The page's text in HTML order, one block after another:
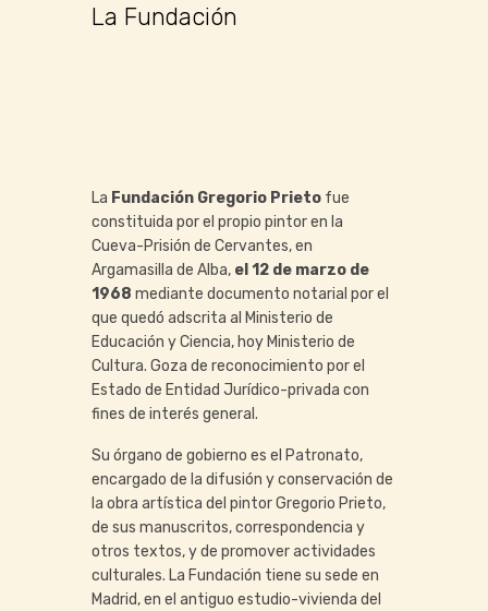
La Fundación
La Fundación Gregorio Prieto fue
constituida por el propio pintor en la
Cueva-Prisión de Cervantes, en
Argamasilla de Alba, el 12 de marzo de
1968 mediante documento notarial por el
que quedó adscrita al Ministerio de
Educación y Ciencia, hoy Ministerio de
Cultura. Goza de reconocimiento por el
Estado de Entidad Jurídico-privada con
fines de interés general.
Su órgano de gobierno es el Patronato,
encargado de la difusión y conservación de
la obra artística del pintor Gregorio Prieto,
de sus manuscritos, correspondencia y
otros textos, y de promover actividades
culturales. La Fundación tiene su sede en
Madrid, en el antiguo estudio-vivienda del